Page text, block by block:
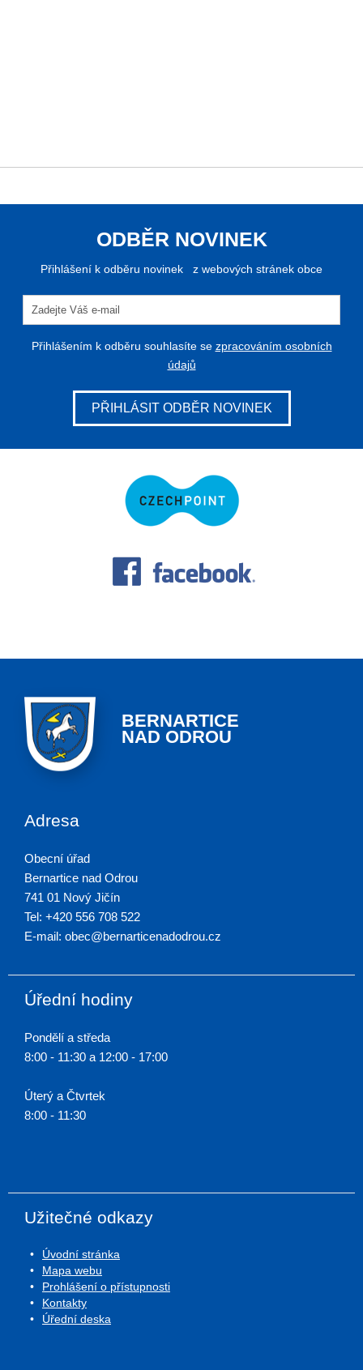
ODBĚR NOVINEK
Přihlášení k odběru novinek z webových stránek obce
Přihlášením k odběru souhlasíte se zpracováním osobních
údajů
PŘIHLÁSIT ODBĚR NOVINEK
BERNARTICE
NAD ODROU
Adresa
Obecní úřad
Bernartice nad Odrou
741 01 Nový Jičín
Tel: +420 556 708 522
E-mail: obec@bernarticenadodrou.cz
Úřední hodiny
Pondělí a středa
8:00 - 11:30 a 12:00 - 17:00
Úterý a Čtvrtek
8:00 - 11:30
Užitečné odkazy
Úvodní stránka
Mapa webu
Prohlášení o přístupnosti
Kontakty
Úřední deska